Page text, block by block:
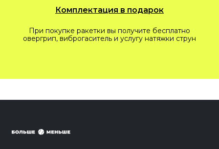
Комплектация в подарок
При покупке ракетки вы получите бесплатно
овергрип, виброгаситель и услугу натяжки струн